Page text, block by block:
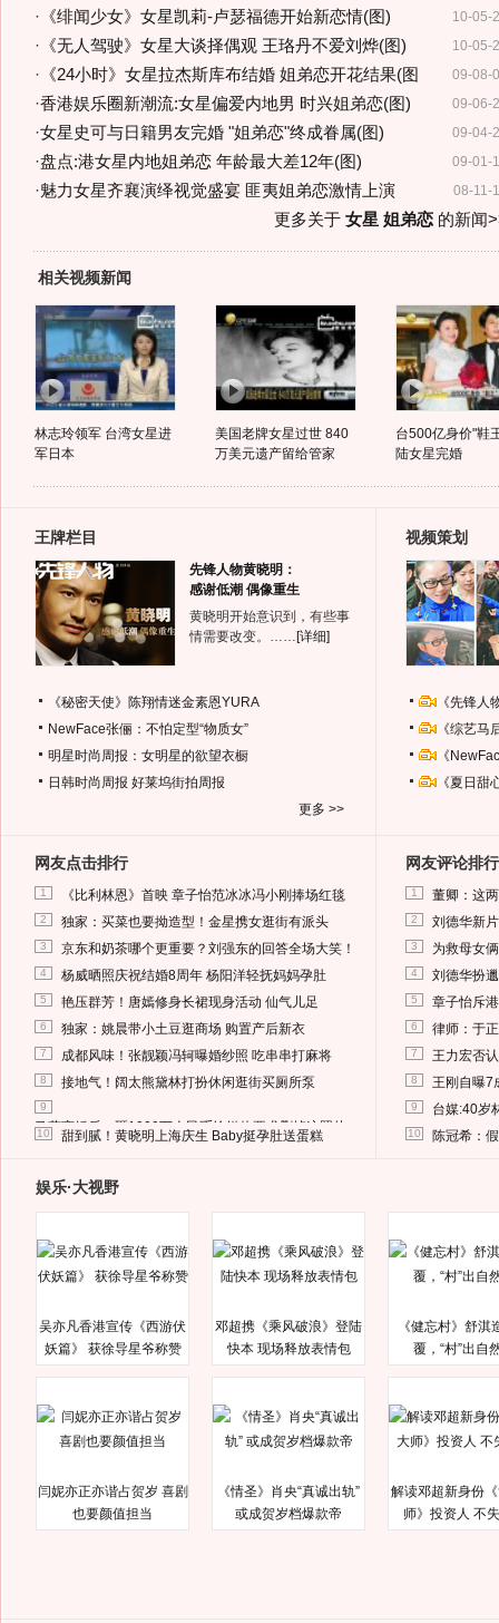
10-05-
· 《绯闻少女》女星凯莉-卢瑟福德开始新恋情(图)
10-05-
· 《无人驾驶》女星大谈择偶观 王珞丹不爱刘烨(图)
09-08-
· 《24小时》女星拉杰斯库布结婚 姐弟恋开花结果(图
09-06-
·香港娱乐圈新潮流:女星偏爱内地男 时兴姐弟恋(图)
09-04-
·女星史可与日籍男友完婚 "姐弟恋"终成眷属(图)
09-01-
·盘点:港女星内地姐弟恋 年龄最大差12年(图)
08-11-
·魅力女星齐襄演绎视觉盛宴 匪夷姐弟恋激情上演
更多关于 女星 姐弟恋的新闻
相关视频新闻
林志玲领军 台湾女星进
军日本
美国老牌女星过世 840
万美元遗产留给管家
台500亿身价"鞋
陆女星完婚
王牌栏目
先锋人物黄晓明：
感谢低潮 偶像重生
黄晓明开始意识到，有些事
情需要改变。…… [详细]
《秘密天使》陈翔情迷金素恩YURA
NewFace张俪：不怕定型“物质女”
明星时尚周报：女明星的欲望衣橱
日韩时尚周报 好莱坞街拍周报
更多 >>
视频策划
《先锋
《综艺
《
《夏日
网友点击排行
1 《比利林恩》首映 章子怡范冰冰冯小刚捧场红毯
2 独家：买菜也要拗造型！金星携女逛街有派头
3 京东和奶茶哪个更重要？刘强东的回答全场大笑！
4 杨威晒照庆祝结婚8周年 杨阳洋轻抚妈妈孕肚
5 艳压群芳！唐嫣修身长裙现身活动 仙气儿足
6 独家：姚晨带小土豆逛商场 购置产后新衣
7 成都风味！张靓颖冯轲曝婚纱照 吃串串打麻将
8 接地气！阔太熊黛林打扮休闲逛街买厕所泵
9
马蓉离婚后，砸1000万人民币给媒体要求删掉这照片
10 甜到腻！黄晓明上海庆生 Baby挺孕肚送蛋糕
网友评论排行
1 董卿：这
2 刘德华新
3 为救母女
4 刘德华扮
5 章子怡斥
6 律师：于
7 王力宏否
8 王刚自曝7
9 台媒:40岁
10 陈冠希：
娱乐·大视野
吴亦凡香港宣传《西游伏
妖篇》 获徐导星爷称赞
邓超携《乘风破浪》登陆
快本 现场释放表情包
《健忘村》舒淇
覆，“村”出自
闫妮亦正亦谐占贺岁 喜剧
也要颜值担当
《情圣》肖央“真诚出轨”
或成贺岁档爆款帝
解读邓超新身份
师》投资人 不